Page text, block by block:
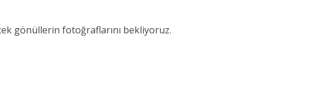
gönüllerin fotoğraflarını bekliyoruz.